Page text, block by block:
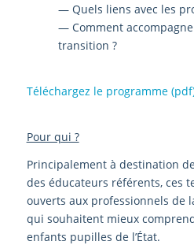
— Quels liens avec les
— Comment
transition ?
Téléchargez le programme
Pour qui ?
Principalement à destination
des éducateurs référents, ces
ouverts aux professionnels de
qui souhaitent mieux
enfants pupilles de l’État.